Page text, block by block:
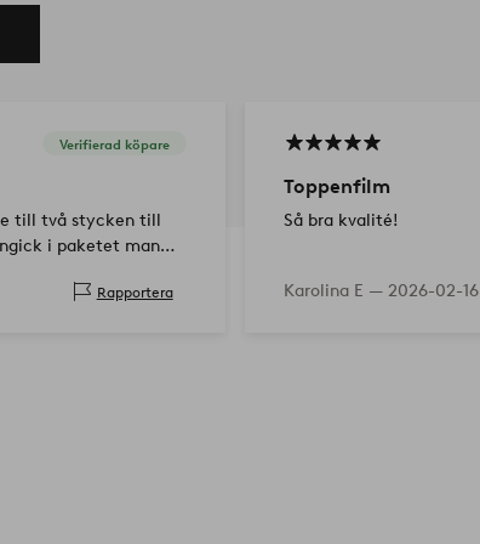
Verifierad köpare
till två stycken till
i paketet man
Rapportera
Toppenfilm
Så bra kvalité!
Karolina E — 2026-02-16